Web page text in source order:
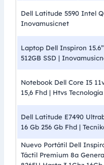
Dell Latitude 5590 Intel
Inovamusicnet
Laptop Dell Inspiron
512GB SSD |
Notebook Dell Core I5
15,6 Fhd | Htvs Tecnología
Dell Latitude E7490
16 Gb 256 Gb Fhd |
Nuevo Portátil Dell
Táctil Premium 8a